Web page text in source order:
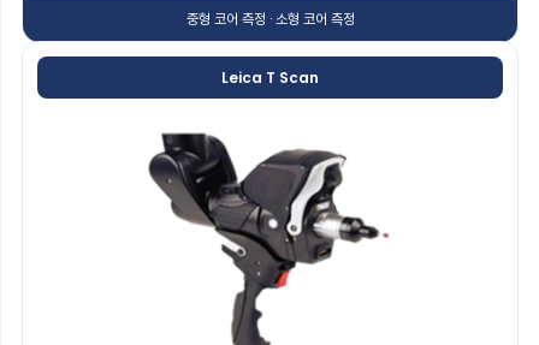
중형 코어 측정 · 소형 코어 측정
Leica T Scan